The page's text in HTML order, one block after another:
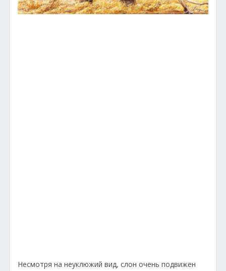
Несмотря на неуклюжий вид, слон очень подвижен